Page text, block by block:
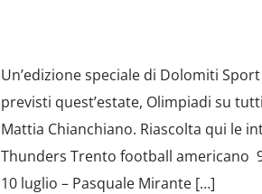
Un’edizione speciale di Dolomiti
previsti quest’estate, Olimpiadi su
Mattia Chianchiano. Riascolta qui le
Thunders Trento football americano
10 luglio – Pasquale Mirante […]